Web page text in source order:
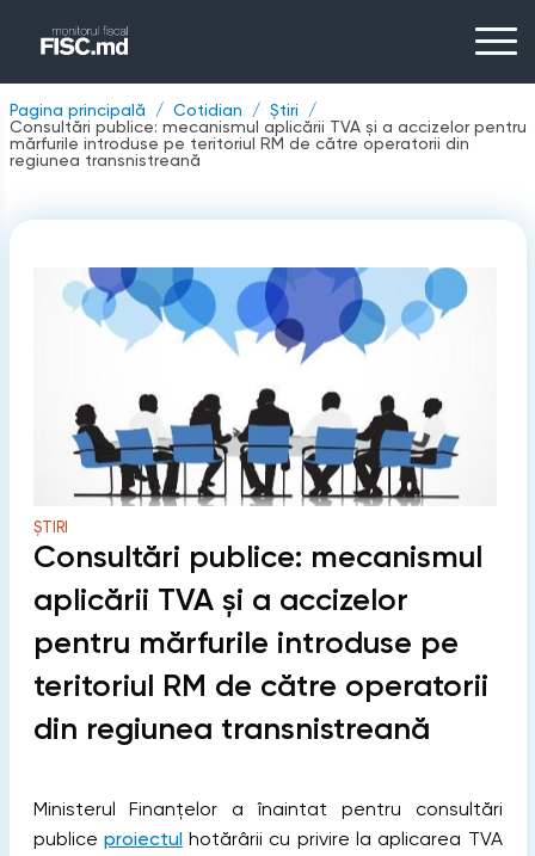
Pagina principală Cotidian
Știri
Consultări publice: mecanismul aplicării TVA și a accizelor pentru
mărfurile introduse pe teritoriul RM de către operatorii din
regiunea transnistreană
ȘTIRI
Consultări publice: mecanismul
aplicării TVA și a accizelor
pentru mărfurile introduse pe
teritoriul RM de către operatorii
din regiunea transnistreană
Ministerul Finanțelor a înaintat pentru consultări
publice proiectulhotărârii cu privire la aplicarea TVA